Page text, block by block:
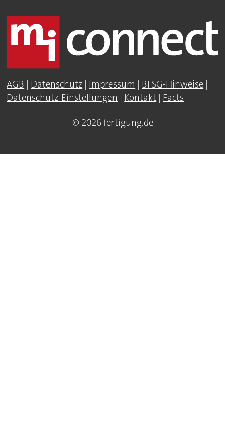
AGB | Datenschutz | Impressum | BFSG-Hinweise |
Datenschutz-Einstellungen | Kontakt | Facts
© 2026 fertigung.de